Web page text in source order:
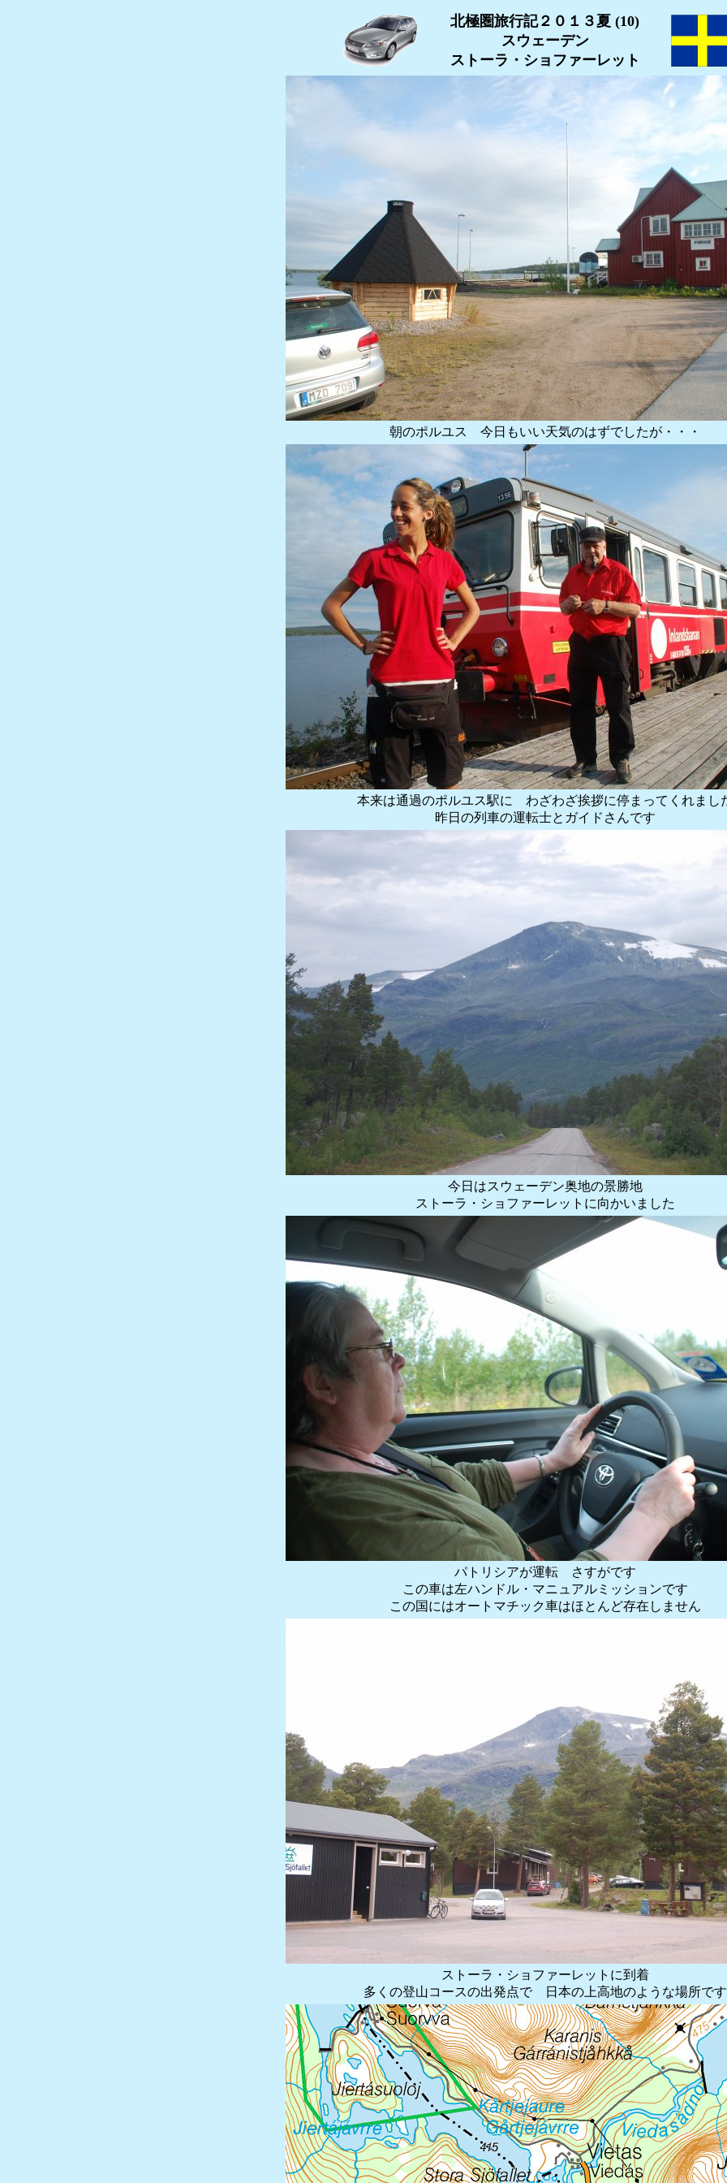
北極圏旅行記２０１３夏 (10)
スウェーデン
ストーラ・ショファーレット
朝のポルユス 今日もいい天気のはずでしたが・・・
本来は通過のポルユス駅に わざわざ挨拶に停まってくれまし
昨日の列車の運転士とガイドさんです
今日はスウェーデン奥地の景勝地
ストーラ・ショファーレットに向かいました
パトリシアが運転 さすがです
この車は左ハンドル・マニュアルミッションです
この国にはオートマチック車はほとんど存在しません
ストーラ・ショファーレットに到着
多くの登山コースの出発点で 日本の上高地のような場所です